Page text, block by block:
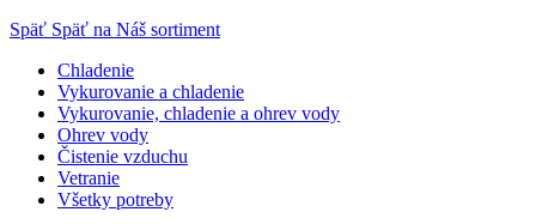
Späť Späť na Náš sortiment
Chladenie
Vykurovanie a chladenie
Vykurovanie, chladenie a ohrev vody
Ohrev vody
Čistenie vzduchu
Vetranie
Všetky potreby